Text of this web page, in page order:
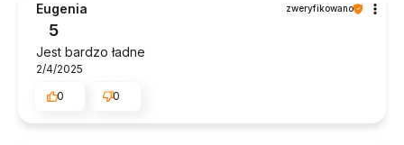
Eugenia zweryfikowano
5
Jest bardzo ładne
2/4/2025
0
0